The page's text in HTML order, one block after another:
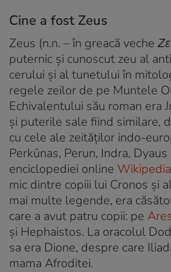
Cine a fost Zeus
Zeus (n.n. – în greacă veche
puternic și cunoscut zeu al
cerului și al tunetului în
regele zeilor de pe Muntele
Echivalentului său roman era
și puterile sale fiind similare,
cu cele ale zeităților indo-
Perkūnas, Perun, Indra,
enciclopediei online Wikipedia
mic dintre copiii lui Cronos și
mai multe legende, era
care a avut patru copii: pe
și Hephaistos. La oracolul
sa era Dione, despre care
mama Afroditei.